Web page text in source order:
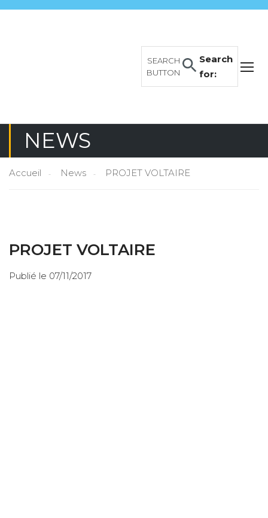
Search
for:
SEARCH
BUTTON
NEWS
Accueil News PROJET VOLTAIRE
PROJET VOLTAIRE
Publié le 07/11/2017